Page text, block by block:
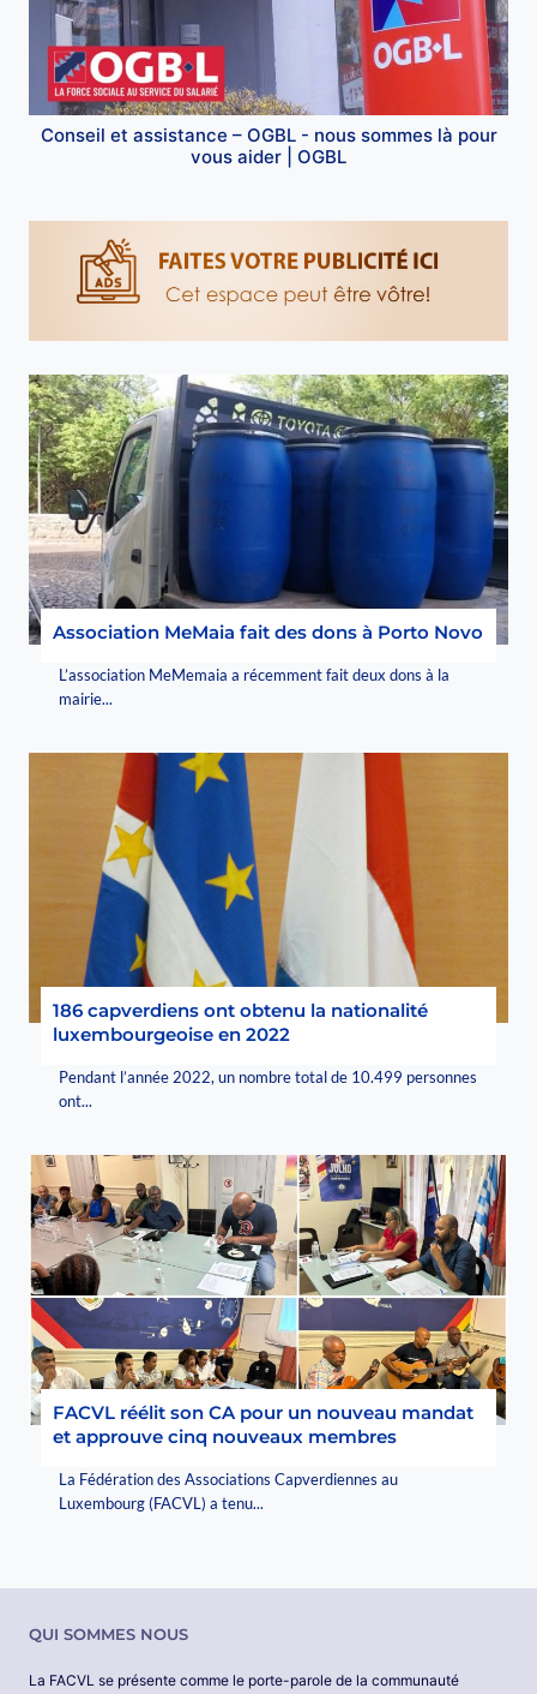
Conseil et assistance – OGBL - nous sommes là pour
vous aider | OGBL
Association MeMaia fait des dons à Porto Novo
L’association MeMemaia a récemment fait deux dons à la
mairie...
186 capverdiens ont obtenu la nationalité
luxembourgeoise en 2022
Pendant l’année 2022, un nombre total de 10.499 personnes
ont...
FACVL réélit son CA pour un nouveau mandat
et approuve cinq nouveaux membres
La Fédération des Associations Capverdiennes au
Luxembourg (FACVL) a tenu...
QUI SOMMES NOUS
La FACVL se présente comme le porte-parole de la communauté